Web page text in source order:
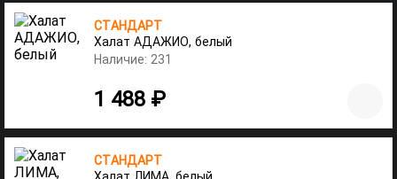
СТАНДАРТ
Халат АДАЖИО, белый
Наличие: 231
1 488 ₽
СТАНДАРТ